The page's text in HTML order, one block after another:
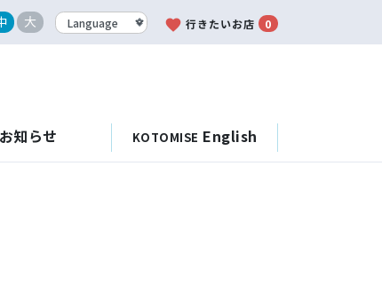
大 favorite 行きたいお店 0
お知らせ KOTOMISE English